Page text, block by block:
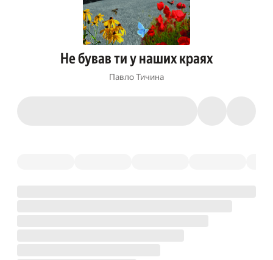
Не бував ти у наших краях
Павло Тичина